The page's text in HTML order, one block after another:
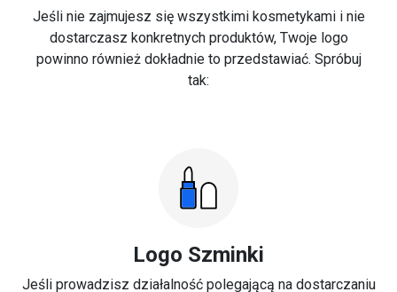
Jeśli nie zajmujesz się wszystkimi kosmetykami i nie
dostarczasz konkretnych produktów, Twoje logo
powinno również dokładnie to przedstawiać. Spróbuj
tak:
Logo Szminki
Jeśli prowadzisz działalność polegającą na dostarczaniu